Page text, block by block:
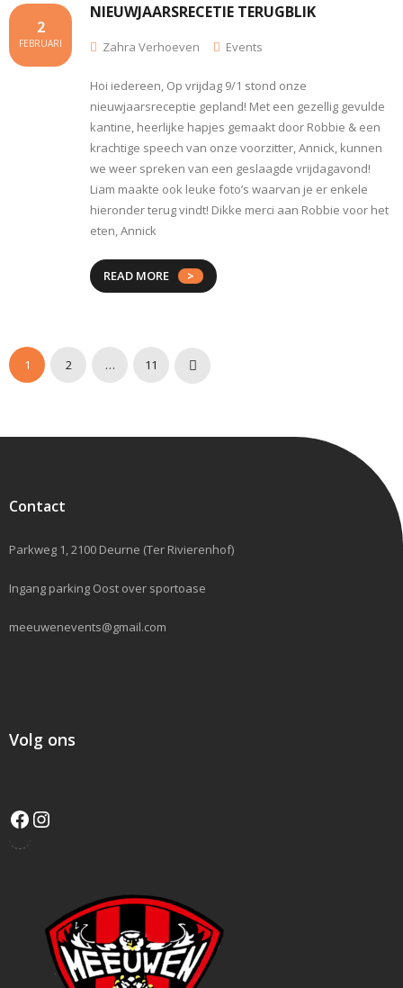
NIEUWJAARSRECETIE TERUGBLIK
2
FEBRUARI Zahra Verhoeven Events
Hoi iedereen, Op vrijdag 9/1 stond onze
nieuwjaarsreceptie gepland! Met een gezellig gevulde
kantine, heerlijke hapjes gemaakt door Robbie & een
krachtige speech van onze voorzitter, Annick, kunnen
we weer spreken van een geslaagde vrijdagavond!
Liam maakte ook leuke foto’s waarvan je er enkele
hieronder terug vindt! Dikke merci aan Robbie voor het
eten, Annick
READ MORE
1 2 … 11
Contact
Parkweg 1, 2100 Deurne (Ter Rivierenhof)
Ingang parking Oost over sportoase
meeuwenevents@gmail.com
Volg ons
Facebook